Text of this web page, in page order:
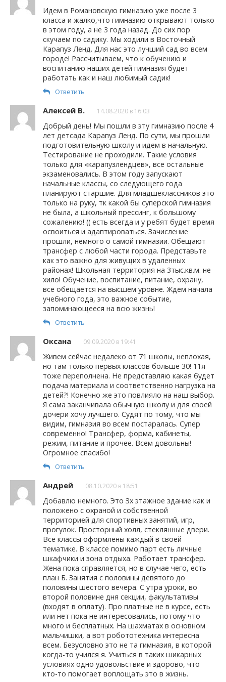
Идем в Романовскую гимназию уже после 3
класса и жалко,что гимназию открывают только
в этом году, а не 3 года назад. До сих пор
скучаем по садику. Мы ходили в Восточный
Карапуз Ленд. Для нас это лучший сад во всем
городе! Рассчитываем, что к обучению и
воспитанию наших детей гимназия будет
работать как и наш любимый садик!
Ответить
Алексей В. 14.08.2020 в 16:03
Добрый день! Мы пошли в эту гимназию после 4
лет детсада Карапуз Ленд. По сути, мы прошли
подготовительную школу и идем в начальную.
Тестирование не проходили. Такие условия
только для «карапузлендцев», все остальные
экзаменовались. В этом году запускают
начальные классы, со следующего года
планируют старшие. Для младшеклассников это
только на руку, тк какой бы суперской гимназия
не была, а школьный прессинг, к большому
сожалению! (( есть всегда и у ребят будет время
освоиться и адаптироваться. Зачисление
прошли, немного о самой гимназии. Обещают
трансфер с любой части города. Представьте
как это важно для живущих в удаленных
районах! Школьная территория на 3тыс.кв.м. не
хило! Обучение, воспитание, питание, охрану,
все обещается на высшем уровне. Ждем начала
учебного года, это важное событие,
запоминающееся на всю жизнь!
Ответить
Оксана 09.09.2020 в 19:41
Живем сейчас недалеко от 71 школы, неплохая,
но там только первых классов больше 30! 11я
тоже переполнена. Не представляю какая будет
подача материала и соответственно нагрузка на
детей?! Конечно же это повлияло на наш выбор.
Я сама заканчивала обычную школу и для своей
дочери хочу лучшего. Судят по тому, что мы
видим, гимназия во всем постаралась. Супер
современно! Трансфер, форма, кабинеты,
режим, питание и прочее. Всем довольны!
Огромное спасибо!
Ответить
Андрей 08.10.2020 в 18:51
Добавлю немного. Это Зх этажное здание как и
положено с охраной и собственной
территорией для спортивных занятий, игр,
прогулок. Просторный холл, стеклянные двери.
Все классы оформлены каждый в своей
тематике. В классе помимо парт есть личные
шкафчики и зона отдыха. Работает трансфер.
Жена пока справляется, но в случае чего, есть
план Б. Занятия с половины девятого до
половины шестого вечера. С утра уроки, во
второй половине дня секции, факультативы
(входят в оплату). Про платные не в курсе, есть
или нет пока не интересовались, потому что
много и бесплатных. На шахматах в основном
мальчишки, а вот робототехника интересна
всем. Безусловно это не та гимназия, в которой
когда-то учился я. Учиться в таких шикарных
условиях одно удовольствие и здорово, что
кто-то помогает воплощать это в жизнь.